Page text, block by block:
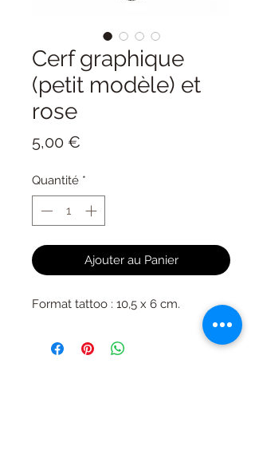
Cerf graphique
(petit modèle) et
rose
5,00 €
Quantité *
Ajouter au Panier
Format tattoo : 10,5 x 6 cm.